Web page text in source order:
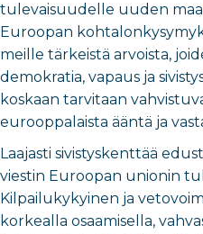
tulevaisuudelle uuden
Euroopan
meille tärkeistä arvoista,
demokratia, vapaus ja
koskaan tarvitaan
eurooppalaista ääntä ja
Laajasti sivistyskenttää
viestin Euroopan unionin
Kilpailukykyinen ja
korkealla osaamisella,